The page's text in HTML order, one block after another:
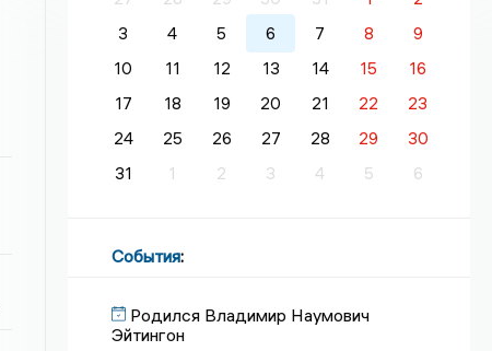
3
4 5 6 7 8
9
10
11 12 13 14 15
16
17
18 19 20 21 22
23
24
25 26 27 28 29
30
31
1 2 3 4 5 6
События:
Родился Владимир Наумович
Эйтингон